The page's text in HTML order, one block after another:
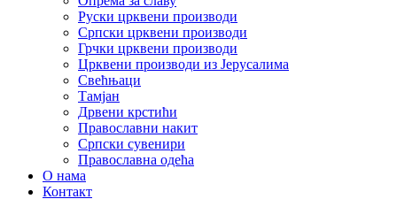
Руски црквени производи
Српски црквени производи
Грчки црквени производи
Црквени производи из Јерусалима
Свећњаци
Тамјан
Дрвени крстићи
Православни накит
Српски сувенири
Православна одећа
О нама
Контакт